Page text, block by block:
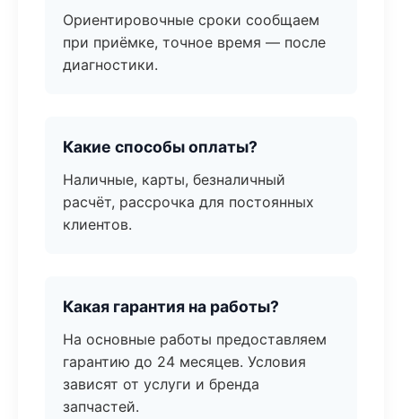
Ориентировочные сроки сообщаем
при приёмке, точное время — после
диагностики.
Какие способы оплаты?
Наличные, карты, безналичный
расчёт, рассрочка для постоянных
клиентов.
Какая гарантия на работы?
На основные работы предоставляем
гарантию до 24 месяцев. Условия
зависят от услуги и бренда
запчастей.